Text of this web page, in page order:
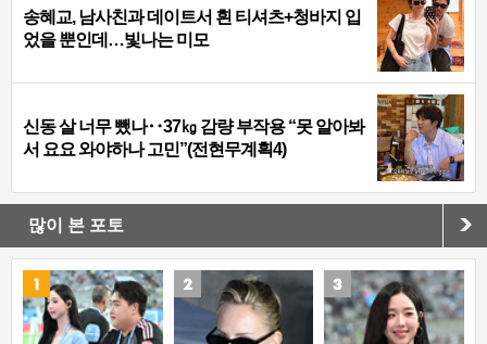
송혜교, 남사친과 데이트서 흰 티셔츠+청바지 입
었을 뿐인데…빛나는 미모
신동 살 너무 뺐나‥37㎏ 감량 부작용 “못 알아봐
서 요요 와야하나 고민”(전현무계획4)
많이 본 포토